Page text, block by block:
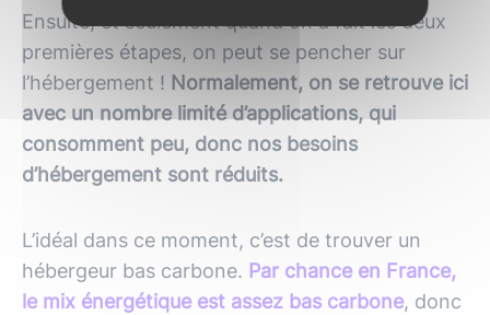
Ensuite, et seulement quand on a fait les deux
premières étapes, on peut se pencher sur
l’hébergement ! Normalement, on se retrouve ici
avec un nombre limité d’applications, qui
consomment peu, donc nos besoins
d’hébergement sont réduits.
L’idéal dans ce moment, c’est de trouver un
hébergeur bas carbone. Par chance en France,
le mix énergétique est assez bas carbone, donc